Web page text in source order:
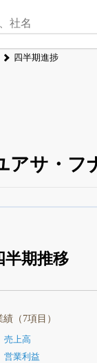
四半期進捗
アサ・フ
録すると永久
半期推移
績（7項目）
売上高
営業利益